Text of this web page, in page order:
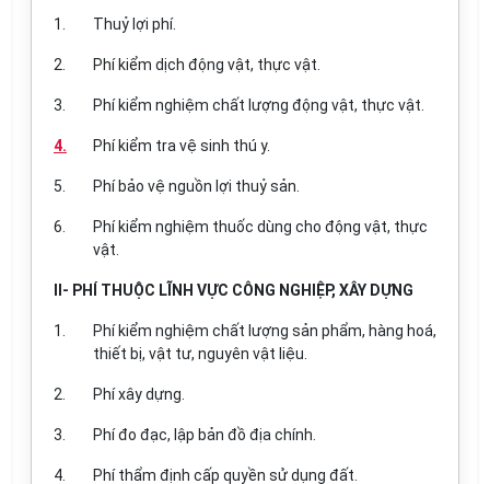
1. Thuỷ lợi phí.
2. Phí kiểm dịch động vật, thực vật.
3. Phí kiểm nghiệm chất lượng động vật, thực vật.
4. Phí kiểm tra vệ sinh thú y.
5. Phí bảo vệ nguồn lợi thuỷ sản.
6.
Phí kiểm nghiệm thuốc dùng cho động vật, thực
vật.
II- PHÍ THUỘC LĨNH VỰC CÔNG NGHIỆP, XÂY DỰNG
1.
Phí kiểm nghiệm chất lượng sản phẩm, hàng hoá,
thiết bị, vật tư, nguyên vật liệu.
2. Phí xây dựng.
3. Phí đo đạc, lập bản đồ địa chính.
4. Phí thẩm định cấp quyền sử dụng đất.